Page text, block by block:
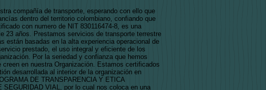
compañía de transporte, esperando con ello que
dentro del territorio colombiano, confiando que
con numero de NIT 830116474-8, es una
23 años. Prestamos servicios de transporte terrestre
están basadas en la alta experiencia operacional de
prestado, el uso integral y eficiente de los
Por la seriedad y confianza que hemos
en nuestra Organización. Estamos certificados
desarrollada al interior de la organización en
DE TRANSPARENCIA Y ETICA
VIAL, por lo cual nos coloca en una